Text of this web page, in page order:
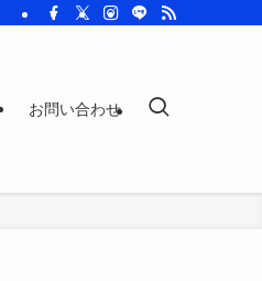
お問い合わせ